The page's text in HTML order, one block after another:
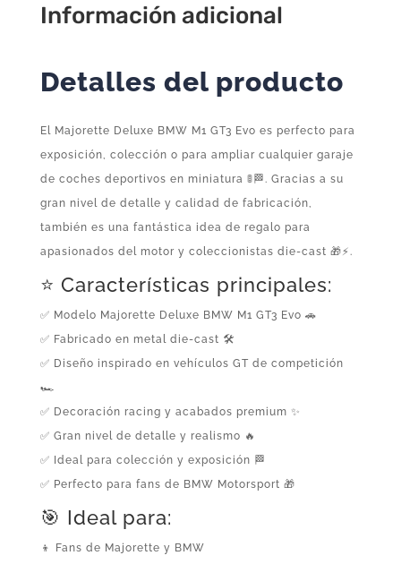
cantidad
Información adicional
Detalles del producto
El Majorette Deluxe BMW M1 GT3 Evo es perfecto para
exposición, colección o para ampliar cualquier garaje
de coches deportivos en miniatura 🚦🏁. Gracias a su
gran nivel de detalle y calidad de fabricación,
también es una fantástica idea de regalo para
apasionados del motor y coleccionistas die-cast 🎁⚡.
⭐ Características principales:
✅ Modelo Majorette Deluxe BMW M1 GT3 Evo 🚗
✅ Fabricado en metal die-cast 🛠️
✅ Diseño inspirado en vehículos GT de competición
🏎️
✅ Decoración racing y acabados premium ✨
✅ Gran nivel de detalle y realismo 🔥
✅ Ideal para colección y exposición 🏁
✅ Perfecto para fans de BMW Motorsport 🎁
🎯 Ideal para:
👦 Fans de Majorette y BMW